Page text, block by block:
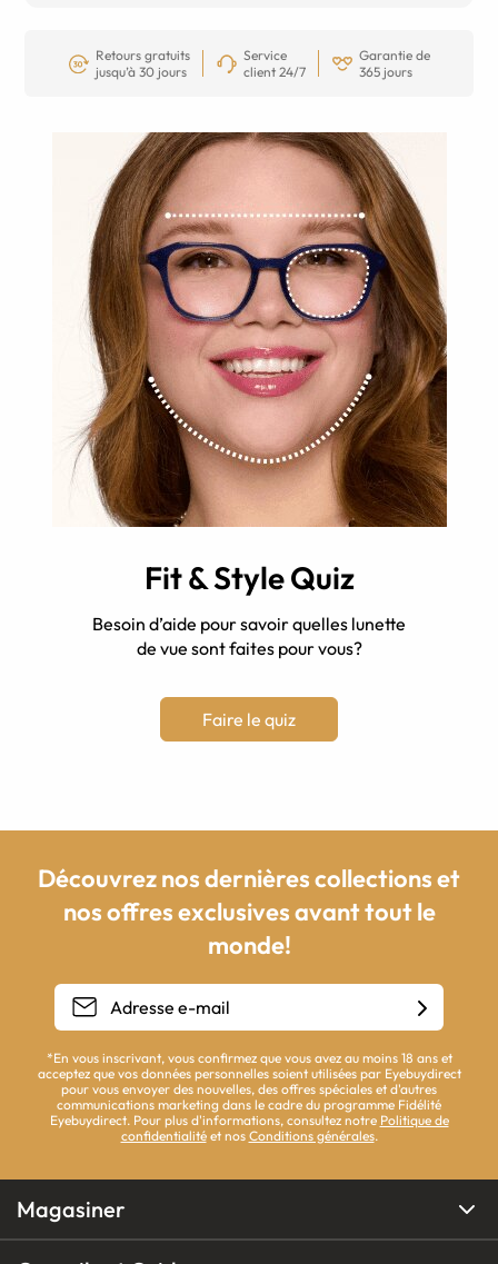
Retours gratuits
jusqu’à 30 jours
Service
client 24/7
Garantie de
365 jours
Fit & Style Quiz
Besoin d’aide pour savoir quelles lunette
de vue sont faites pour vous?
Faire le quiz
Découvrez nos dernières collections et
nos offres exclusives avant tout le
monde!
*En vous inscrivant, vous confirmez que vous avez au moins 18 ans et
acceptez que vos données personnelles soient utilisées par Eyebuydirect
pour vous envoyer des nouvelles, des offres spéciales et d'autres
communications marketing dans le cadre du programme Fidélité
Eyebuydirect. Pour plus d'informations, consultez notre Politique de
confidentialitéet nos Conditions générales.
Magasiner